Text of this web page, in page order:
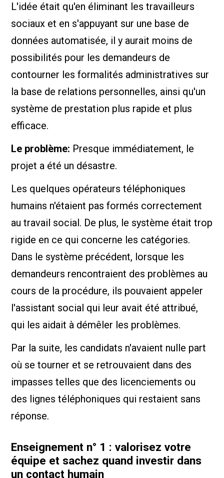
L'idée était qu'en éliminant les travailleurs
sociaux et en s'appuyant sur une base de
données automatisée, il y aurait moins de
possibilités pour les demandeurs de
contourner les formalités administratives sur
la base de relations personnelles, ainsi qu'un
système de prestation plus rapide et plus
efficace.
Le problème: Presque immédiatement, le
projet a été un désastre.
Les quelques opérateurs téléphoniques
humains n'étaient pas formés correctement
au travail social. De plus, le système était trop
rigide en ce qui concerne les catégories.
Dans le système précédent, lorsque les
demandeurs rencontraient des problèmes au
cours de la procédure, ils pouvaient appeler
l'assistant social qui leur avait été attribué,
qui les aidait à démêler les problèmes.
Par la suite, les candidats n'avaient nulle part
où se tourner et se retrouvaient dans des
impasses telles que des licenciements ou
des lignes téléphoniques qui restaient sans
réponse.
Enseignement n° 1 : valorisez votre
équipe et sachez quand investir dans
un contact humain